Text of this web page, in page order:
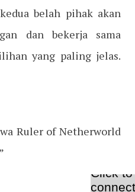
belah pihak akan
dan bekerja sama
yang paling jelas.
Ruler of Netherworld